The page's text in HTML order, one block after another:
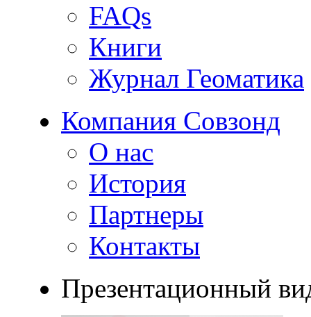
FAQs
Книги
Журнал Геоматика
Компания Совзонд
О нас
История
Партнеры
Контакты
Презентационный